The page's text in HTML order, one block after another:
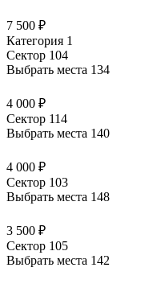
7 500 ₽
Категория 1
Сектор 104
Выбрать места 134
4 000 ₽
Сектор 114
Выбрать места 140
4 000 ₽
Сектор 103
Выбрать места 148
3 500 ₽
Сектор 105
Выбрать места 142